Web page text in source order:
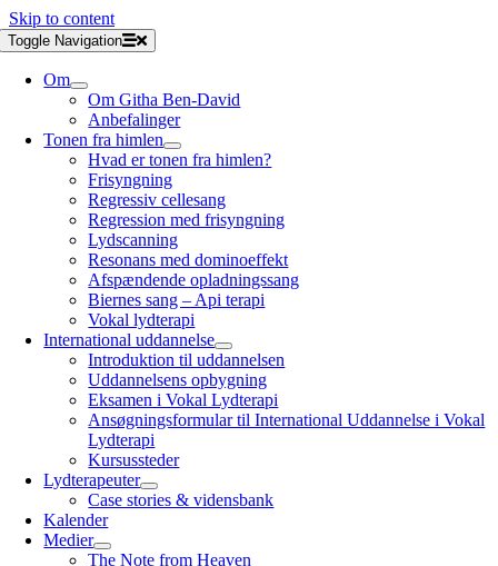
Skip to content
Toggle Navigation
Om
Om Githa Ben-David
Anbefalinger
Tonen fra himlen
Hvad er tonen fra himlen?
Frisyngning
Regressiv cellesang
Regression med frisyngning
Lydscanning
Resonans med dominoeffekt
Afspændende opladningssang
Biernes sang – Api terapi
Vokal lydterapi
International uddannelse
Introduktion til uddannelsen
Uddannelsens opbygning
Eksamen i Vokal Lydterapi
Ansøgningsformular til International Uddannelse i Vokal
Lydterapi
Kursussteder
Lydterapeuter
Case stories & vidensbank
Kalender
Medier
The Note from Heaven